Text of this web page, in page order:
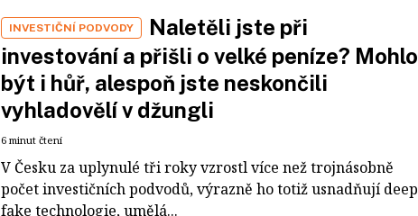
INVESTIČNÍ PODVODY
Naletěli jste při
investování a přišli o velké peníze? Mohlo
být i hůř, alespoň jste neskončili
vyhladovělí v džungli
6 minut čtení
V Česku za uplynulé tři roky vzrostl více než trojnásobně
počet investičních podvodů, výrazně ho totiž usnadňují deep
fake technologie, umělá...